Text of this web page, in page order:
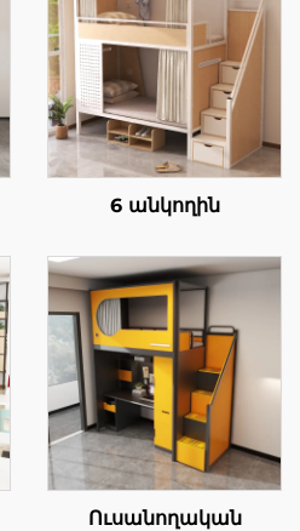
6 անկողին
Ուսանողական